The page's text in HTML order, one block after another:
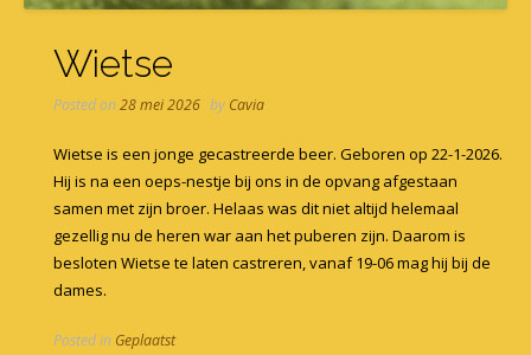
Wietse
Posted on28 mei 2026 by Cavia
Wietse is een jonge gecastreerde beer. Geboren op 22-1-2026.
Hij is na een oeps-nestje bij ons in de opvang afgestaan
samen met zijn broer. Helaas was dit niet altijd helemaal
gezellig nu de heren war aan het puberen zijn. Daarom is
besloten Wietse te laten castreren, vanaf 19-06 mag hij bij de
dames.
Posted in Geplaatst